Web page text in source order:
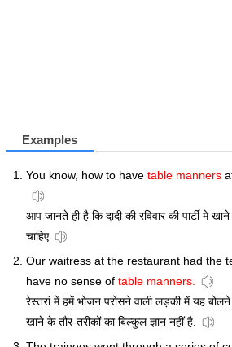
Examples
You know, how to have table manners
आप जानते ही है कि दादी की रविवार की पार्टी मे
चाहिए
Our waitress at the restaurant had the
have no sense of table manners.
रेस्तरां में हमें भोजन परोसने वाली लड़की में यह
खाने के तौर-तरीकों का बिल्कुल ज्ञान नहीं है.